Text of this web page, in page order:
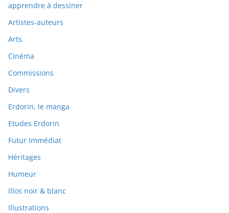
apprendre à dessiner
Artistes-auteurs
Arts
Cinéma
Commissions
Divers
Erdorin, le manga
Etudes Erdorin
Futur Immédiat
Héritages
Humeur
Illos noir & blanc
Illustrations